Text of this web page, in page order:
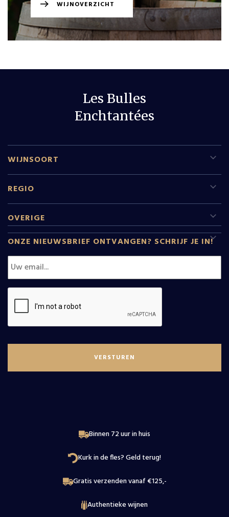
WIJNOVERZICHT
Les Bulles
Enchtantées
WIJNSOORT
Rode wijn
Witte wijn
Mousserende wijn
Dessertwijn
Rose
Alle wijnen
REGIO
Sud Pfalz
Champagne
Rhone
D.O. Monstant
Douro
Beaujolais
Loire
OVERIGE
Wijnen
Relatiegeschenken
Wijnmakers
Nieuws
Leeftijdscheck
ONZE NIEUWSBRIEF ONTVANGEN? SCHRIJF JE IN!
Binnen 72 uur in huis
Kurk in de fles? Geld terug!
Gratis verzenden vanaf €125,-
Authentieke wijnen